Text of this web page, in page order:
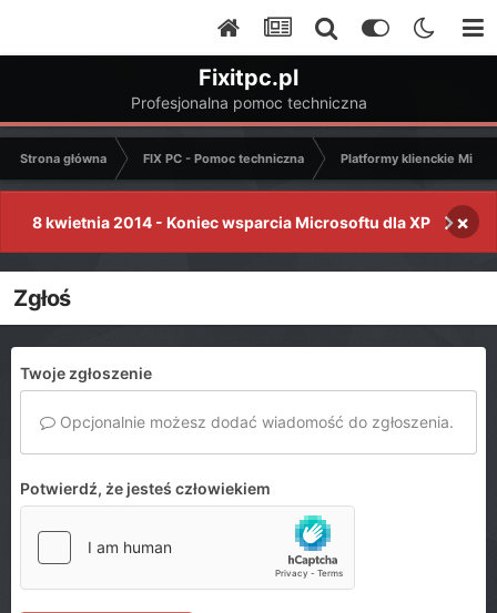
Fixitpc.pl
Profesjonalna pomoc techniczna
Strona główna FIX PC - Pomoc techniczna Platformy klienckie
8 kwietnia 2014 - Koniec wsparcia Microsoftu dla XP ×
Zgłoś
Twoje zgłoszenie
Opcjonalnie możesz dodać wiadomość do zgłoszenia.
Potwierdź, że jesteś człowiekiem